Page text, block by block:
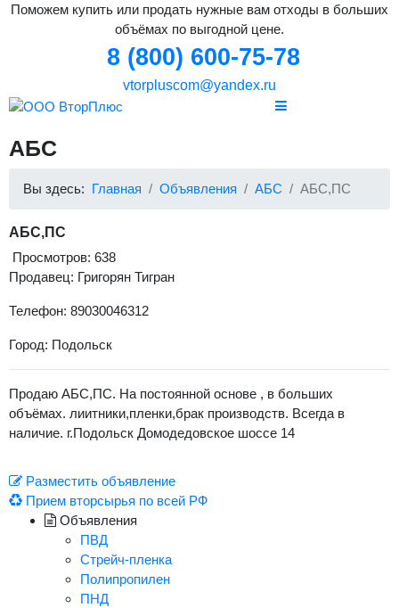
Поможем купить или продать нужные вам отходы в больших
объёмах по выгодной цене.
8 (800) 600-75-78
vtorpluscom@yandex.ru
АБС
Вы здесь: Главная Объявления АБС АБС,ПС
АБС,ПС
Просмотров: 638
Продавец: Григорян Тигран
Телефон: 89030046312
Город: Подольск
Продаю АБС,ПС. На постоянной основе , в больших
объёмах. лиитники,пленки,брак производств. Всегда в
наличие. г.Подольск Домодедовское шоссе 14
Разместить объявление
Прием вторсырья по всей РФ
Объявления
ПВД
Стрейч-пленка
Полипропилен
ПНД